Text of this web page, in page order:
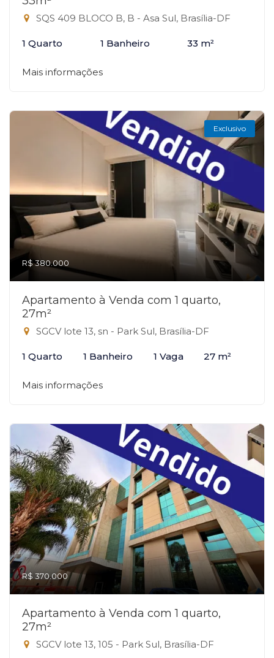
SQS 409 BLOCO B, B - Asa Sul, Brasília-DF
1 Quarto 1 Banheiro 33 m²
Mais informações
Exclusivo
R$ 380.000
Apartamento à Venda com 1 quarto,
27m²
SGCV lote 13, sn - Park Sul, Brasília-DF
1 Quarto 1 Banheiro 1 Vaga 27 m²
Mais informações
R$ 370.000
Apartamento à Venda com 1 quarto,
27m²
SGCV lote 13, 105 - Park Sul, Brasília-DF